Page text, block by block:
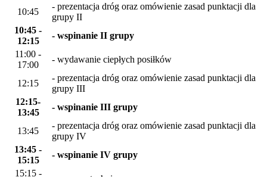
10:45
- prezentacja dróg oraz omówienie zasad punktacji dla
grupy II
10:45 -
12:15
- wspinanie II grupy
11:00 -
17:00
- wydawanie ciepłych posiłków
12:15
- prezentacja dróg oraz omówienie zasad punktacji dla
grupy III
12:15-
13:45
- wspinanie III grupy
13:45
- prezentacja dróg oraz omówienie zasad punktacji dla
grupy IV
13:45 -
15:15
- wspinanie IV grupy
15:15 -